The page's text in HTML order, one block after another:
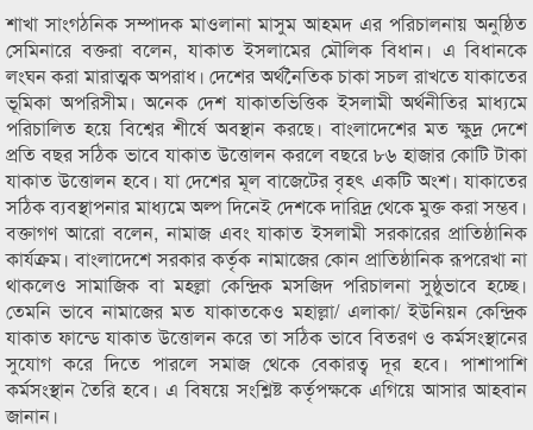
শাখা সাংগঠনিক সম্পাদক মাওলানা মাসুম আহমদ এর পরিচালনায় অনুষ্ঠিত
সেমিনারে বক্তরা বলেন, যাকাত ইসলামের মৌলিক বিধান। এ বিধানকে
লংঘন করা মারাত্মক অপরাধ। দেশের অর্থনৈতিক চাকা সচল রাখতে যাকাতের
ভূমিকা অপরিসীম। অনেক দেশ যাকাতভিত্তিক ইসলামী অর্থনীতির মাধ্যমে
পরিচালিত হয়ে বিশ্বের শীর্ষে অবস্থান করছে। বাংলাদেশের মত ক্ষুদ্র দেশে
প্রতি বছর সঠিক ভাবে যাকাত উত্তোলন করলে বছরে ৮৬ হাজার কোটি টাকা
যাকাত উত্তোলন হবে। যা দেশের মূল বাজেটের বৃহৎ একটি অংশ। যাকাতের
সঠিক ব্যবস্থাপনার মাধ্যমে অল্প দিনেই দেশকে দারিদ্র থেকে মুক্ত করা সম্ভব।
বক্তাগণ আরো বলেন, নামাজ এবং যাকাত ইসলামী সরকারের প্রাতিষ্ঠানিক
কার্যক্রম। বাংলাদেশে সরকার কর্তৃক নামাজের কোন প্রাতিষ্ঠানিক রূপরেখা না
থাকলেও সামাজিক বা মহল্লা কেন্দ্রিক মসজিদ পরিচালনা সুষ্ঠুভাবে হচ্ছে।
তেমনি ভাবে নামাজের মত যাকাতকেও মহাল্লা/ এলাকা/ ইউনিয়ন কেন্দ্রিক
যাকাত ফান্ডে যাকাত উত্তোলন করে তা সঠিক ভাবে বিতরণ ও কর্মসংস্থানের
সুযোগ করে দিতে পারলে সমাজ থেকে বেকারত্ব দূর হবে। পাশাপাশি
কর্মসংস্থান তৈরি হবে। এ বিষয়ে সংশ্লিষ্ট কর্তৃপক্ষকে এগিয়ে আসার আহবান
জানান।